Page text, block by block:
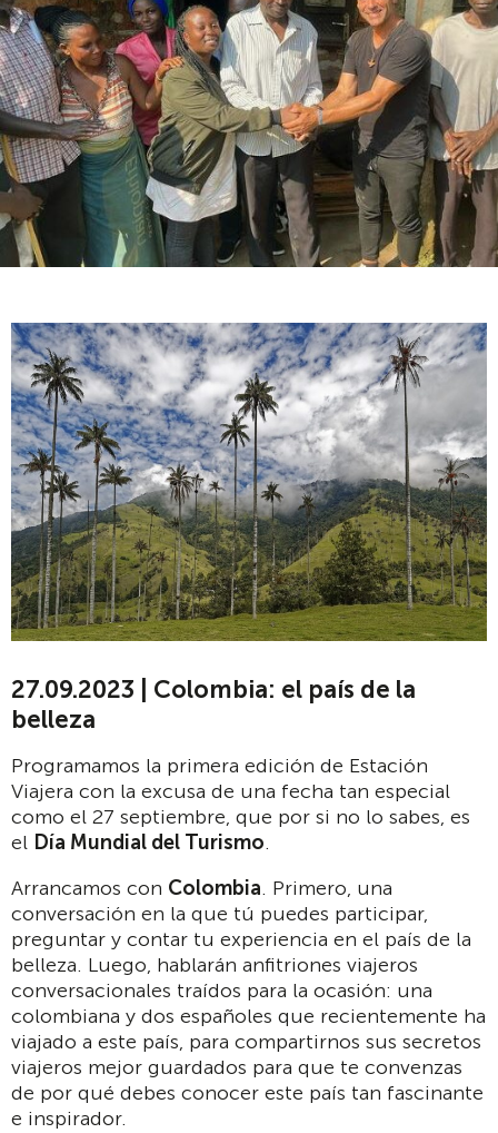
27.09.2023 | Colombia: el país de la
belleza
Programamos la primera edición de Estación
Viajera con la excusa de una fecha tan especial
como el 27 septiembre, que por si no lo sabes, es
el Día Mundial del Turismo.
Arrancamos con Colombia. Primero, una
conversación en la que tú puedes participar,
preguntar y contar tu experiencia en el país de la
belleza. Luego, hablarán anfitriones viajeros
conversacionales traídos para la ocasión: una
colombiana y dos españoles que recientemente ha
viajado a este país, para compartirnos sus secretos
viajeros mejor guardados para que te convenzas
de por qué debes conocer este país tan fascinante
e inspirador.